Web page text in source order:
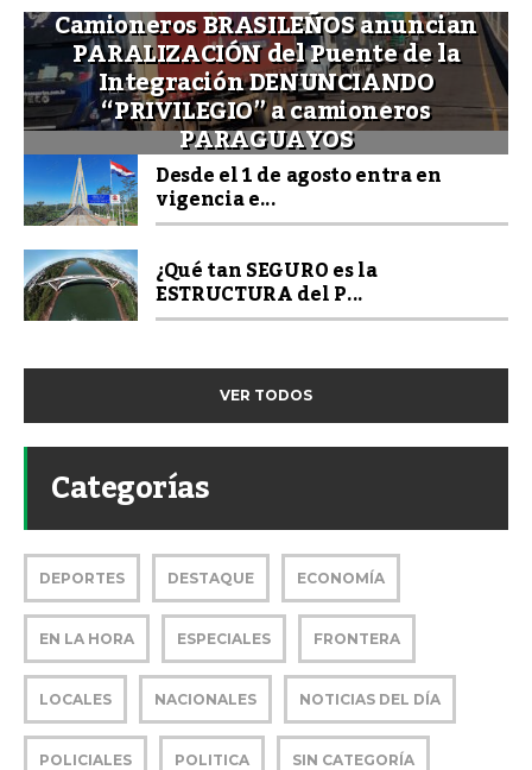
Camioneros BRASILEÑOS anuncian
PARALIZACIÓN del Puente de la
Integración DENUNCIANDO
“PRIVILEGIO” a camioneros
PARAGUAYOS
Desde el 1 de agosto entra en
vigencia e...
¿Qué tan SEGURO es la
ESTRUCTURA del P...
VER TODOS
Categorías
DEPORTES DESTAQUE ECONOMÍA
EN LA HORA ESPECIALES FRONTERA
LOCALES NACIONALES NOTICIAS DEL DÍA
POLICIALES POLITICA SIN CATEGORÍA